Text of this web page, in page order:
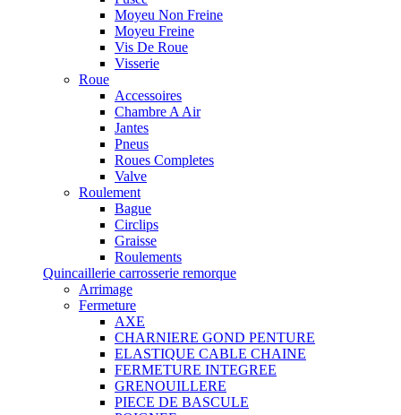
Moyeu Non Freine
Moyeu Freine
Vis De Roue
Visserie
Roue
Accessoires
Chambre A Air
Jantes
Pneus
Roues Completes
Valve
Roulement
Bague
Circlips
Graisse
Roulements
Quincaillerie carrosserie remorque
Arrimage
Fermeture
AXE
CHARNIERE GOND PENTURE
ELASTIQUE CABLE CHAINE
FERMETURE INTEGREE
GRENOUILLERE
PIECE DE BASCULE